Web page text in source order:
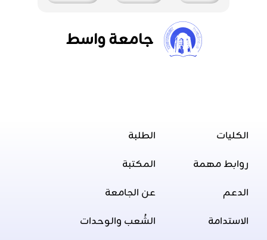
جامعة واسط
الكليات
روابط مهمة
الدعم
الاستدامة
الطلبة
المكتبة
عن الجامعة
الشُعب والوحدات